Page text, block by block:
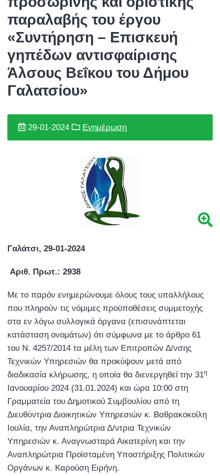
παραλαβής του έργου
«Συντήρηση – Επισκευή
γηπέδων αντισφαίρισης
Άλσους Βεΐκου του Δήμου
Γαλατσίου»
29-01-2024 Ενημέρωση
Γαλάτσι, 29-01-2024
Αριθ. Πρωτ.: 2938
Με το παρόν ενημερώνουμε όλους τους υπαλλήλους
που πληρούν τις νόμιμες προ­ϋποθέσεις συμμετοχής
στα εν λόγω συλλογικά όργανα (επισυνάπτεται
κατάσταση ονομάτων) ότι σύμφωνα με το άρθρο 61
του Ν. 4257/2014 τα μέλη των Επιτροπών Δ/νσης
Τεχνικών Υπηρεσιών θα προκύψουν μετά από
διαδικασία κλήρωσης, η οποία θα διενεργηθεί την 31η
Ιανουαρίου 2024 (31.01.2024) και ώρα 10:00 στη
Γραμματεία του Δημοτικού Συμβουλίου από τη
Διευθύντρια Διοικητικών Υπηρεσιών κ. Βαθρακοκοίλη
Ιουλία, την Αναπληρώτρια Δ/ντρια Τεχνικών
Υπηρεσιών κ. Αναγνωσταρά Αικατερίνη και την
Αναπληρώτρια Προϊσταμένη Υποστήριξης Πολιτικών
Οργάνων κ. Καρούση Ειρήνη.